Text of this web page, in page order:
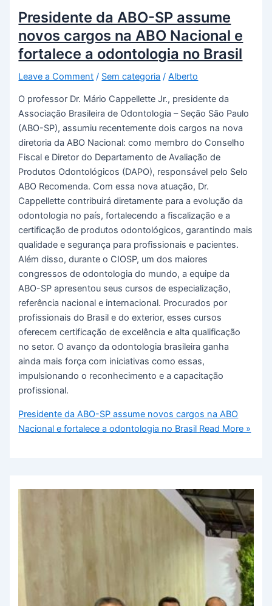
Presidente da ABO-SP assume
novos cargos na ABO Nacional e
fortalece a odontologia no Brasil
Leave a Comment / Sem categoria /Alberto
O professor Dr. Mário Cappellette Jr., presidente da
Associação Brasileira de Odontologia – Seção São Paulo
(ABO-SP), assumiu recentemente dois cargos na nova
diretoria da ABO Nacional: como membro do Conselho
Fiscal e Diretor do Departamento de Avaliação de
Produtos Odontológicos (DAPO), responsável pelo Selo
ABO Recomenda. Com essa nova atuação, Dr.
Cappellette contribuirá diretamente para a evolução da
odontologia no país, fortalecendo a fiscalização e a
certificação de produtos odontológicos, garantindo mais
qualidade e segurança para profissionais e pacientes.
Além disso, durante o CIOSP, um dos maiores
congressos de odontologia do mundo, a equipe da
ABO-SP apresentou seus cursos de especialização,
referência nacional e internacional. Procurados por
profissionais do Brasil e do exterior, esses cursos
oferecem certificação de excelência e alta qualificação
no setor. O avanço da odontologia brasileira ganha
ainda mais força com iniciativas como essas,
impulsionando o reconhecimento e a capacitação
profissional.
Presidente da ABO-SP assume novos cargos na ABO
Nacional e fortalece a odontologia no Brasil Read More »